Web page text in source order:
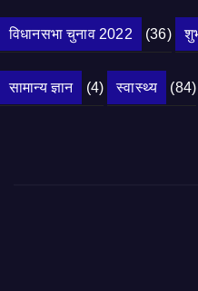
विधानसभा चुनाव 2022 (36)
सामान्य ज्ञान (4) स्वास्थ्य (84)